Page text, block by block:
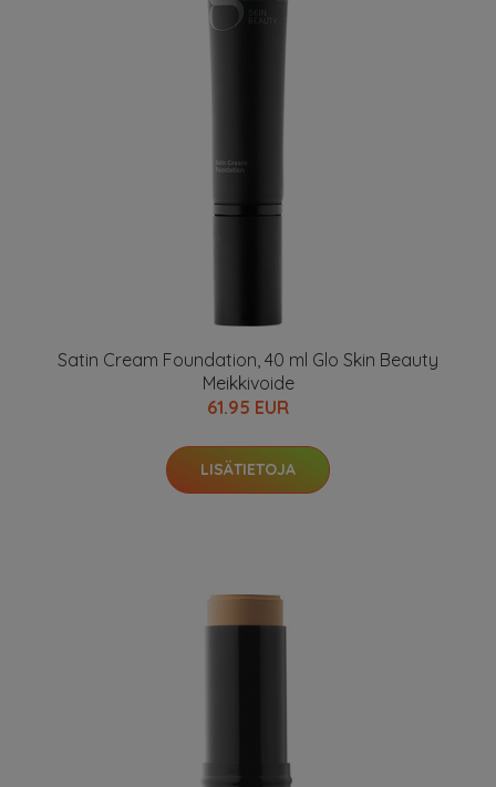
Satin Cream Foundation, 40 ml Glo Skin Beauty
Meikkivoide
61.95 EUR
LISÄTIETOJA